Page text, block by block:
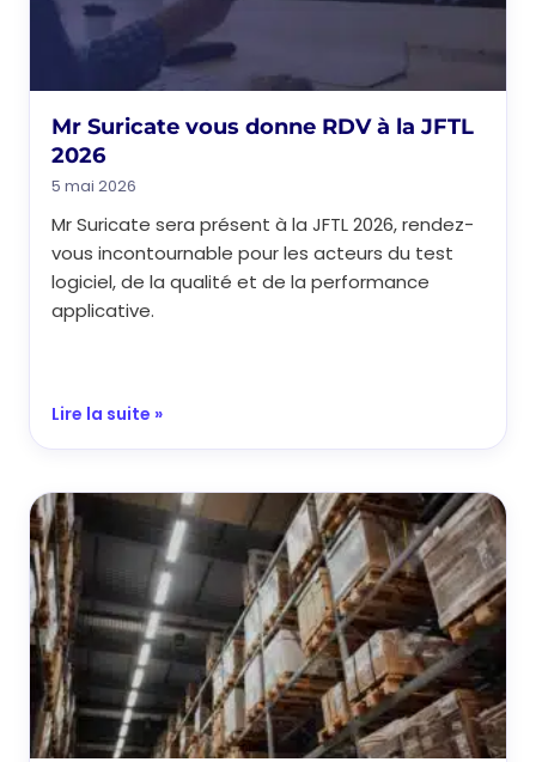
Mr Suricate vous donne RDV à la JFTL
2026
5 mai 2026
Mr Suricate sera présent à la JFTL 2026, rendez-
vous incontournable pour les acteurs du test
logiciel, de la qualité et de la performance
applicative.
Lire la suite »